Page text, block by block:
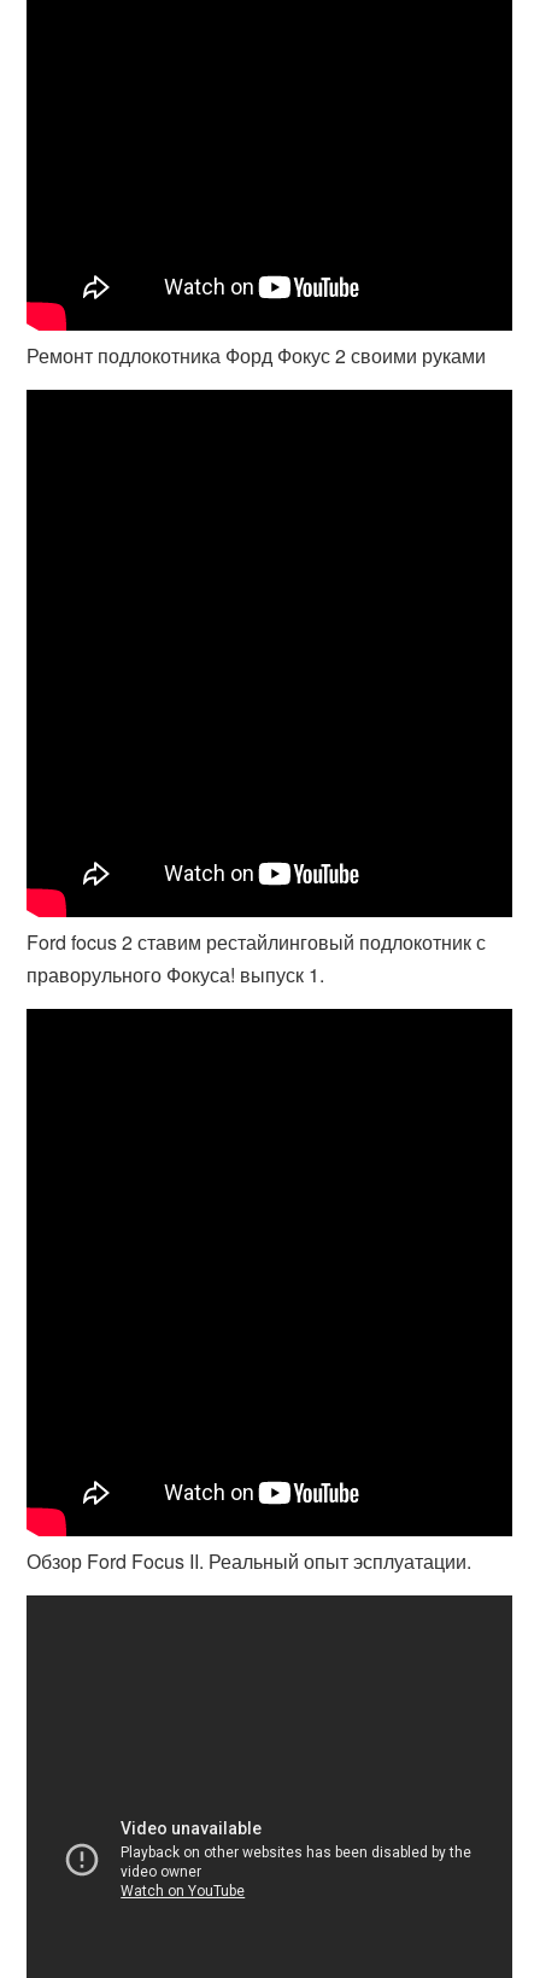
Ремонт подлокотника Форд Фокус 2 своими руками
Ford focus 2 ставим рестайлинговый подлокотник с
праворульного Фокуса! выпуск 1.
Обзор Ford Focus II. Реальный опыт эсплуатации.